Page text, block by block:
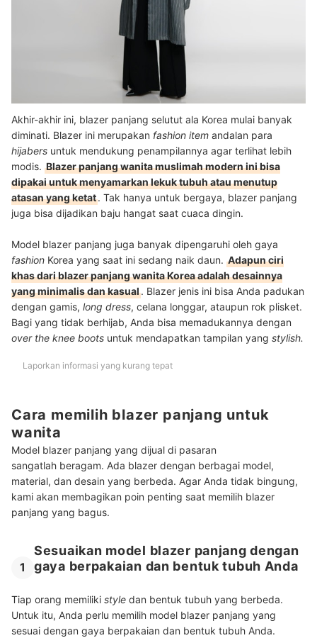
Akhir-akhir ini, blazer panjang selutut ala Korea mulai banyak
diminati. Blazer ini merupakan fashion item andalan para
hijabers untuk mendukung penampilannya agar terlihat lebih
modis. Blazer panjang wanita muslimah modern ini bisa
dipakai untuk menyamarkan lekuk tubuh atau menutup
atasan yang ketat. Tak hanya untuk bergaya, blazer panjang
juga bisa dijadikan baju hangat saat cuaca dingin.
Model blazer panjang juga banyak dipengaruhi oleh gaya
fashion Korea yang saat ini sedang naik daun. Adapun ciri
khas dari blazer panjang wanita Korea adalah desainnya
yang minimalis dan kasual. Blazer jenis ini bisa Anda padukan
dengan gamis, long dress, celana longgar, ataupun rok plisket.
Bagi yang tidak berhijab, Anda bisa memadukannya dengan
over the knee boots untuk mendapatkan tampilan yang stylish.
Laporkan informasi yang kurang tepat
Cara memilih blazer panjang untuk
wanita
Model blazer panjang yang dijual di pasaran
sangatlah beragam. Ada blazer dengan berbagai model,
material, dan desain yang berbeda. Agar Anda tidak bingung,
kami akan membagikan poin penting saat memilih blazer
panjang yang bagus.
1
Sesuaikan model blazer panjang dengan
gaya berpakaian dan bentuk tubuh Anda
Tiap orang memiliki style dan bentuk tubuh yang berbeda.
Untuk itu, Anda perlu memilih model blazer panjang yang
sesuai dengan gaya berpakaian dan bentuk tubuh Anda.